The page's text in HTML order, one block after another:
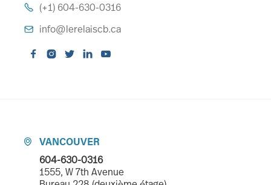
 (+1) 604-630-0316
 info@lerelaiscb.ca
    

VANCOUVER
604-630-0316
1555, W 7th Avenue